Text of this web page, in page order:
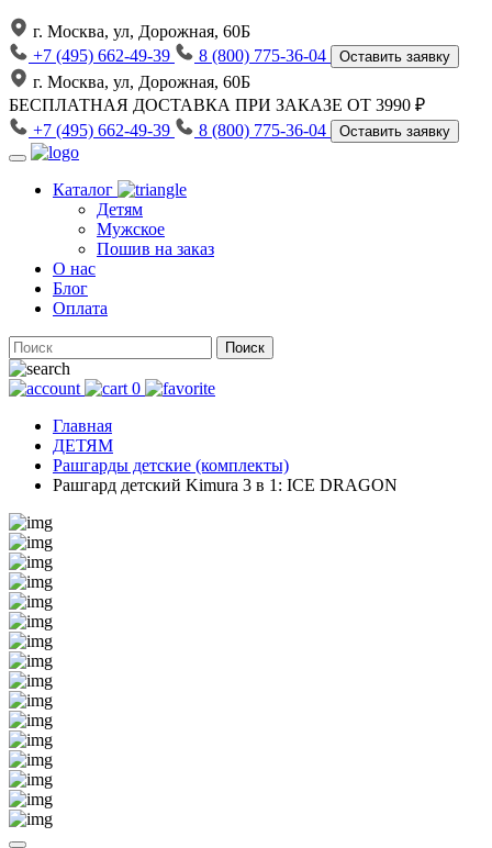
г. Москва, ул, Дорожная, 60Б
+7 (495) 662-49-39
8 (800) 775-36-04 Оставить заявку
г. Москва, ул, Дорожная, 60Б
БЕСПЛАТНАЯ ДОСТАВКА ПРИ ЗАКАЗЕ ОТ 3990 ₽
+7 (495) 662-49-39
8 (800) 775-36-04 Оставить заявку
Каталог
Детям
Мужское
Пошив на заказ
О нас
Блог
Оплата
Поиск
0
Главная
ДЕТЯМ
Рашгарды детские (комплекты)
Рашгард детский Kimura 3 в 1: ICE DRAGON